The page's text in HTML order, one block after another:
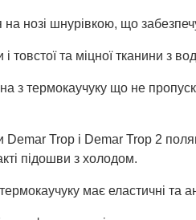
нозі шнурівкою, що
і товстої та міцної тканини з
з термокаучуку що не
Trop і Demar Trop 2
підошви з холодом.
має еластичні та